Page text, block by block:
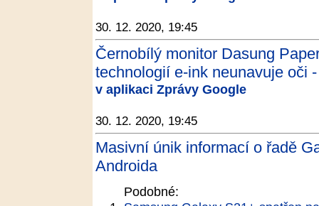
30. 12. 2020, 19:45
Černobílý monitor Dasung
technologií e-ink neunavuje oči
v aplikaci Zprávy Google
30. 12. 2020, 19:45
Masivní únik informací o řadě
Androida
Podobné: